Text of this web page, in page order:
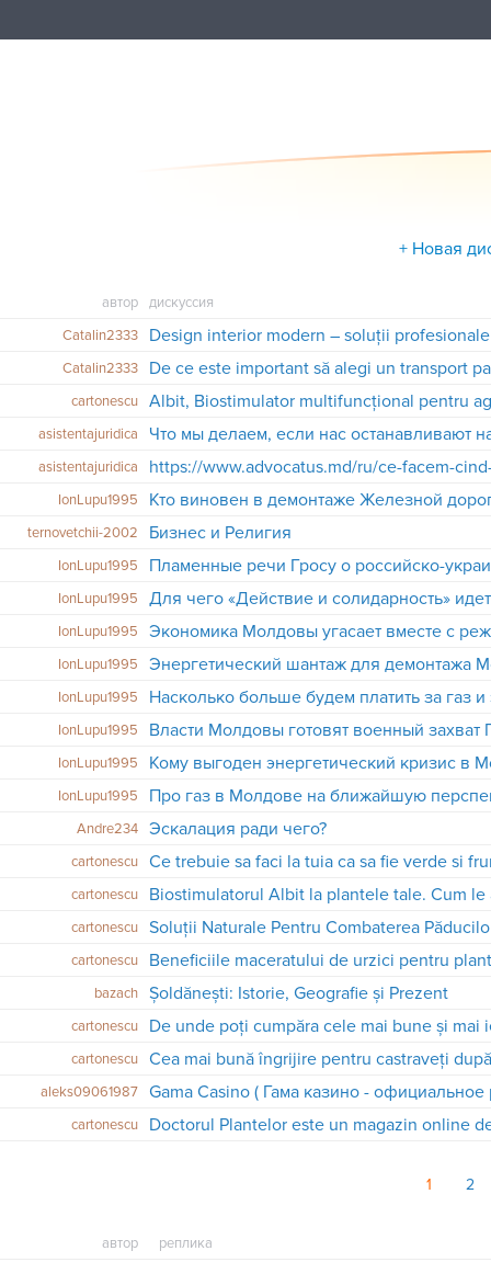
+ Новая
автор
дискуссия
Catalin2333
Catalin2333
De ce este important să alegi un transport
cartonescu
asistentajuridica
asistentajuridica
IonLupu1995
Кто виновен в демонтаже Железной
ternovetchii-2002 Бизнес и Религия
IonLupu1995 Пламенные речи Гросу о российско-
IonLupu1995
IonLupu1995
Экономика Молдовы угасает вместе с
IonLupu1995 Энергетический шантаж для демонтажа
IonLupu1995 Насколько больше будем платить за газ и
IonLupu1995
IonLupu1995
Кому выгоден энергетический кризис в
IonLupu1995 Про газ в Молдове на ближайшую
Andre234 Эскалация ради чего?
cartonescu Ce trebuie sa faci la tuia ca sa fie verde si
cartonescu Biostimulatorul Albit la plantele tale. Cum le
cartonescu ​Soluții Naturale Pentru Combaterea
cartonescu Beneficiile maceratului de urzici pentru
bazach Șoldănești: Istorie, Geografie și Prezent
cartonescu
cartonescu
​Cea mai bună îngrijire pentru castraveți
aleks09061987
cartonescu
1 2
автор реплика